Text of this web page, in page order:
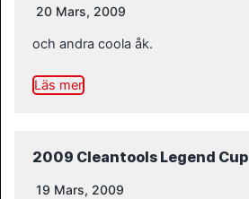
20 Mars, 2009
och andra coola åk.
Läs mer
2009 Cleantools Legend Cup
19 Mars, 2009